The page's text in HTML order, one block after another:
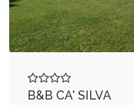
B&B CA' SILVA